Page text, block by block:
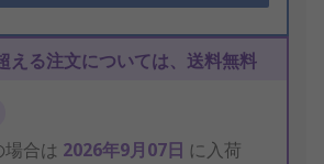
える注文については、送料無料
合は 2026年9月07日 に入荷